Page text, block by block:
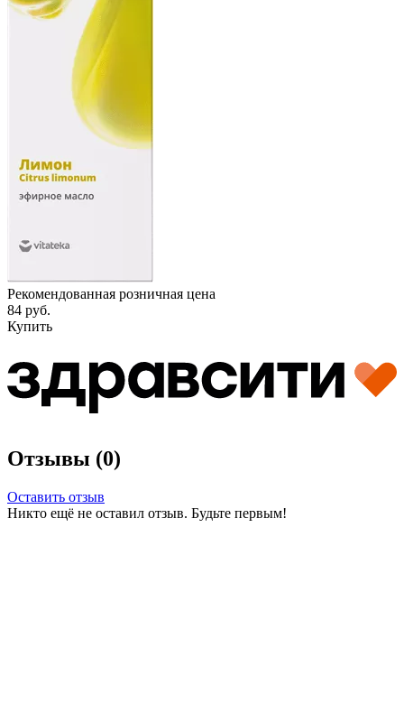
Рекомендованная розничная цена
84 руб.
Купить
Отзывы (0)
Оставить отзыв
Никто ещё не оставил отзыв. Будьте первым!